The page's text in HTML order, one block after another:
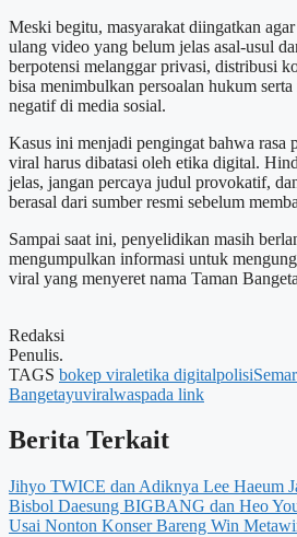
Meski begitu, masyarakat diingatkan
ulang video yang belum jelas asal-usul
berpotensi melanggar privasi, distribusi
bisa menimbulkan persoalan hukum
negatif di media sosial.
Kasus ini menjadi pengingat bahwa rasa
viral harus dibatasi oleh etika digital.
jelas, jangan percaya judul provokatif,
berasal dari sumber resmi sebelum
Sampai saat ini, penyelidikan masih
mengumpulkan informasi untuk
viral yang menyeret nama Taman
Redaksi
Penulis.
TAGS bokep viraletika digitalpolisi
Bangetayuviralwaspada link
Berita Terkait
Jihyo TWICE dan Adiknya Lee Haeum
Bisbol Daesung BIGBANG dan Heo
Usai Nonton Konser Bareng Win